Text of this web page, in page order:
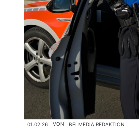
01.02.26 VON BELMEDIA REDAKTION